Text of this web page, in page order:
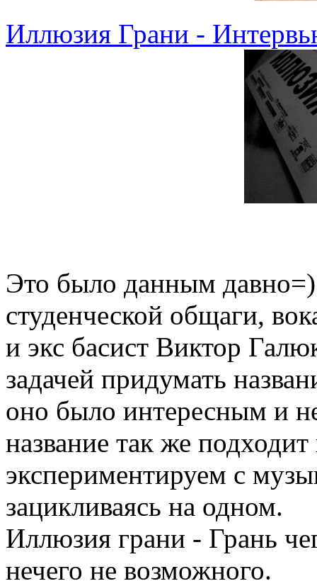
Иллюзия Грани -
Это было данным
студенческой общаги,
и экс басист Виктор
задачей придумать
оно было интересным и
название так же
экспериментируем с
зацикливаясь на одном.
Иллюзия грани - Грань
нечего не возможного.